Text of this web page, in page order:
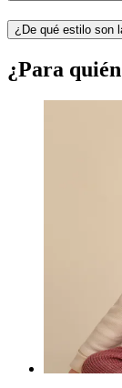
¿De qué estilo son
¿Para